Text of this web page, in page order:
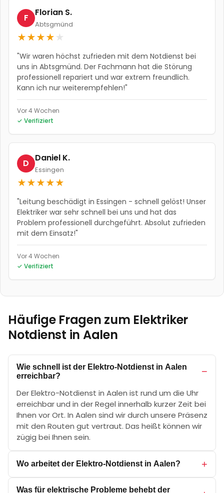
F Florian S.
Abtsgmünd
★★★★ ★
"Wir waren höchst zufrieden mit dem Notdienst bei
uns in Abtsgmünd. Der Fachmann hat die Störung
professionell repariert und war extrem freundlich.
Kann ich nur weiterempfehlen!"
Vor 4 Wochen
✓ Verifiziert
D Daniel K.
Essingen
★★★★★
"Leitung beschädigt in Essingen - schnell gelöst! Unser
Elektriker war sehr schnell bei uns und hat das
Problem professionell durchgeführt. Absolut zufrieden
mit dem Einsatz!"
Vor 4 Wochen
✓ Verifiziert
Häufige Fragen zum Elektriker
Notdienst in Aalen
Wie schnell ist der Elektro-Notdienst in Aalen
erreichbar?
−
Der Elektro-Notdienst in Aalen ist rund um die Uhr
erreichbar und in der Regel innerhalb kurzer Zeit bei
Ihnen vor Ort. In Aalen sind wir durch unsere Präsenz
mit den Routen gut vertraut. Das heißt können wir
zügig bei Ihnen sein.
Wo arbeitet der Elektro-Notdienst in Aalen? +
Was für elektrische Probleme behebt der